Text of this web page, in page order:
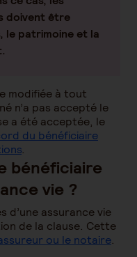
doivent être
le patrimoine et la
modifiée à tout
n’a pas accepté le
a été acceptée, le
du bénéficiaire
.
bénéficiaire
vie ?
d’une assurance vie
de la clause. Cette
ou le notaire.